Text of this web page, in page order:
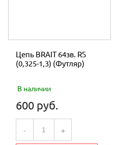
Цепь BRAIT 64зв. RS
(0,325-1,3) (Футляр)
В наличии
600 руб.
- +